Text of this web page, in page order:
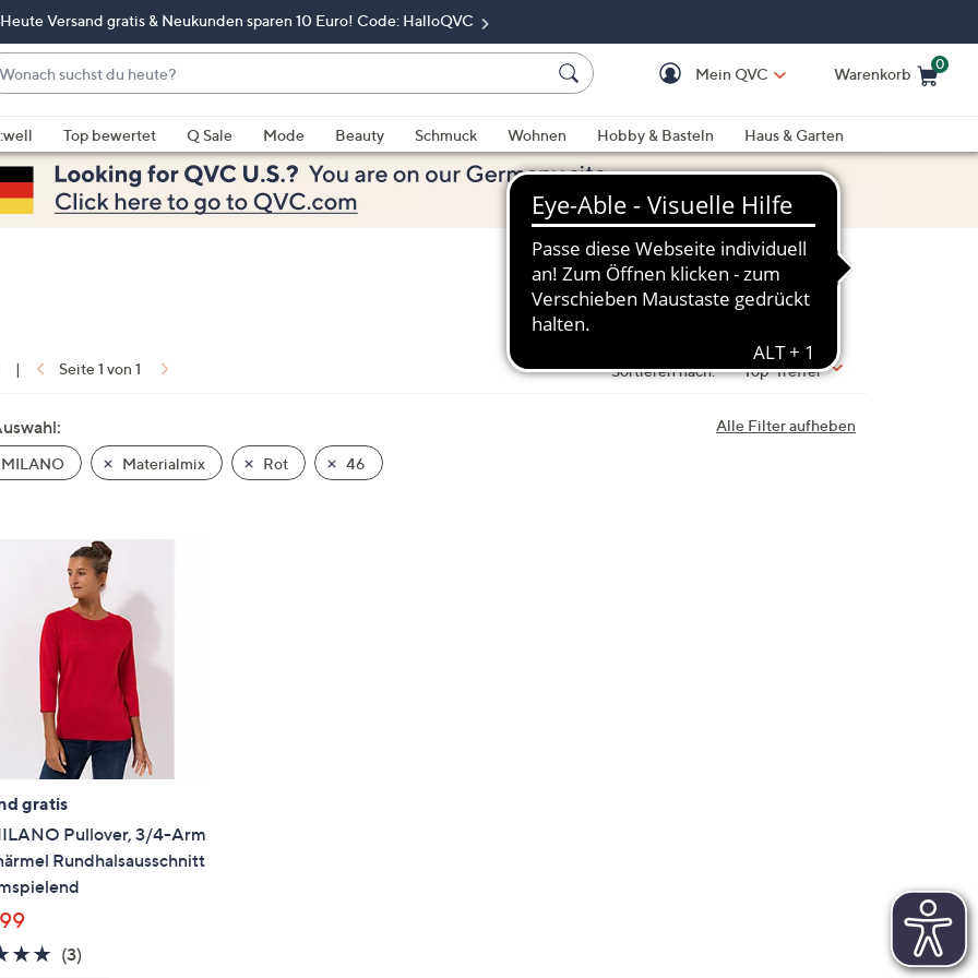
Heute Versand gratis & Neukunden sparen 10 Euro! Code: HalloQVC
Mein QVC Warenkorb
0
Top bewertet Q Sale Mode Beauty Schmuck Wohnen Hobby & Basteln
Haus & Garten
| Seite 1 von 1 Sortieren nach: Top-Treffer
Alle Filter aufheben
Materialmix Rot 46
gratis
Pullover, 3/4-Arm
Rundhalsausschnitt
4.7
(3)3